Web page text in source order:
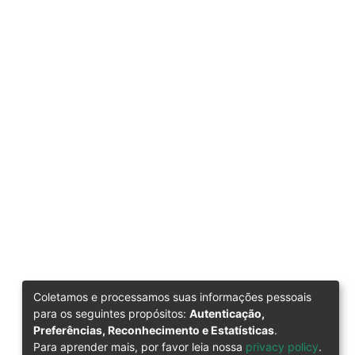
Coletamos e processamos suas informações pessoais
para os seguintes propósitos: Autenticação,
Preferências, Reconhecimento e Estatísticas.
Para aprender mais, por favor leia nossa privacy policy.